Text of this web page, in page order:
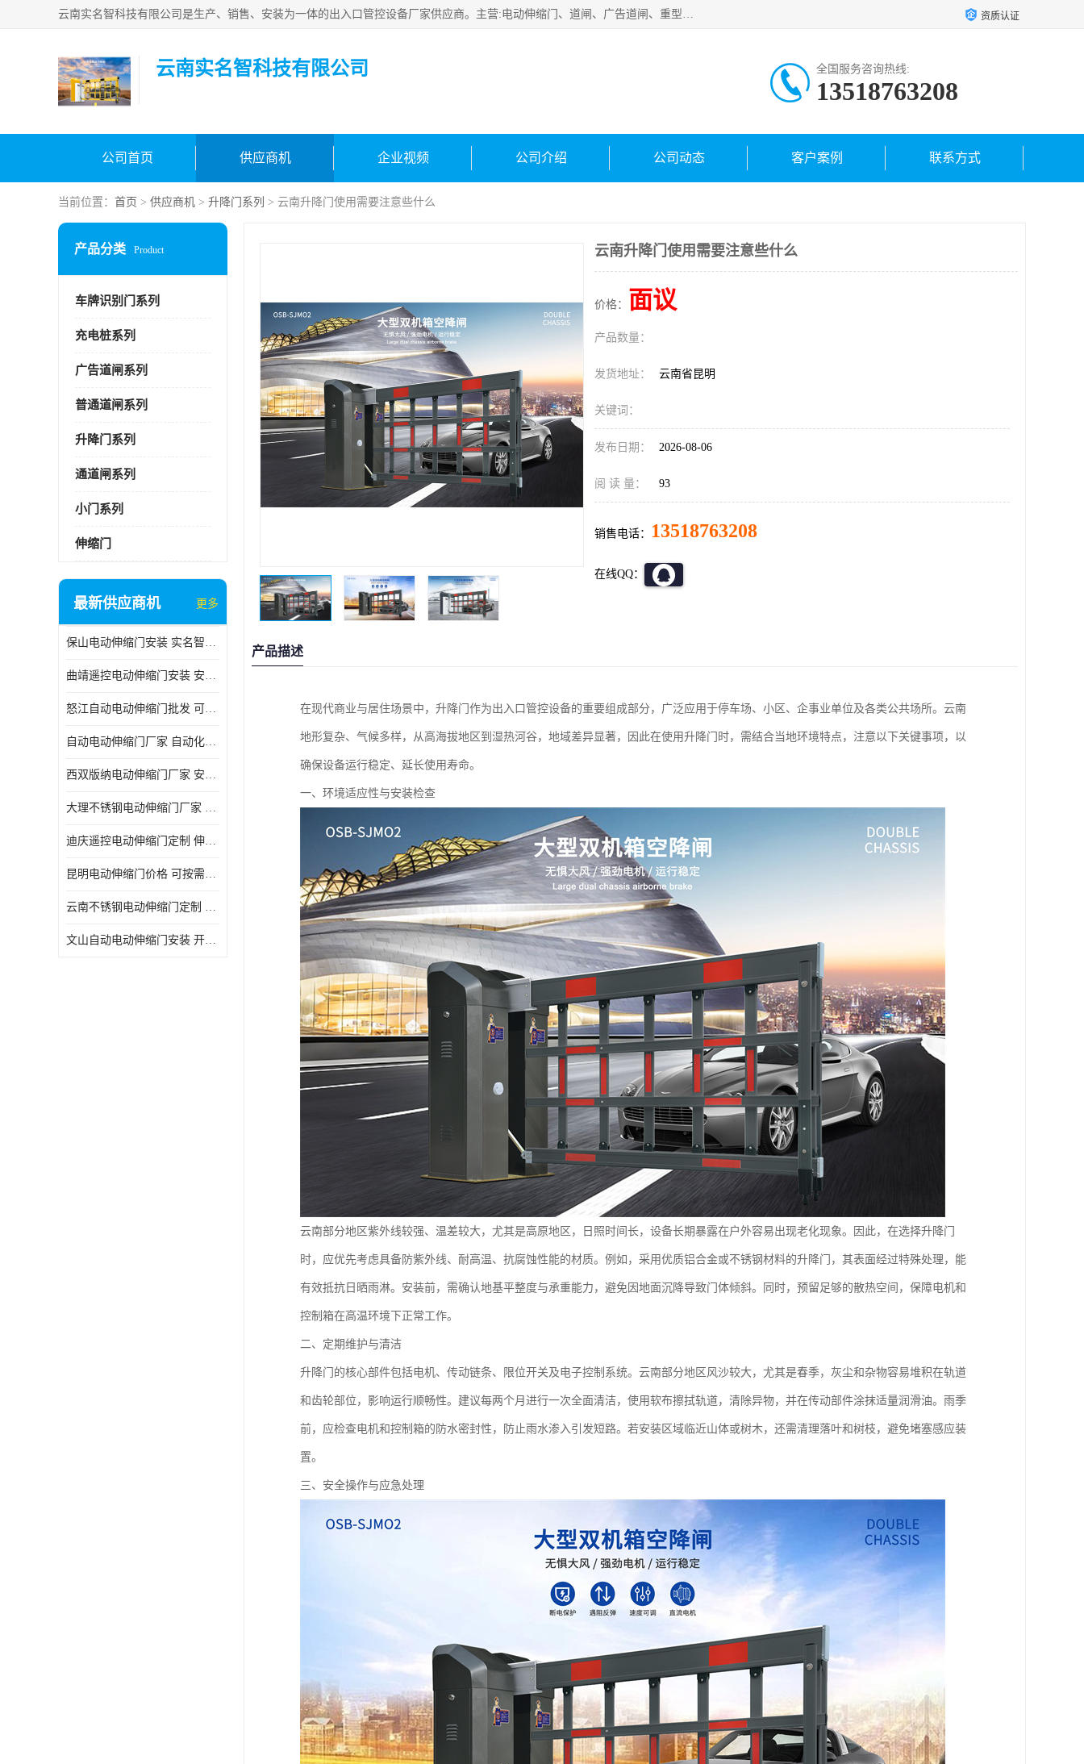
云南实名智科技有限公司是生产、销售、安装为一体的出入口管控设备厂家供应商。主营:电动伸缩门、道闸、广告道闸、重型空降闸、车牌识别、门禁通道、升降柱、岗亭、旗杆等智能设备。主营产品: 电动伸缩门,道闸门禁,车牌识别 生产、销售、安装为一体的出入口管控设备厂家源头供应商。 资质认证
云南实名智科技有限公司 全国服务咨询热线:
13518763208
公司首页 供应商机 企业视频 公司介绍 公司动态 客户案例 联系方式
当前位置： 首页 > 供应商机 > 升降门系列 > 云南升降门使用需要注意些什么
产品分类 Product
车牌识别门系列
充电桩系列
广告道闸系列
普通道闸系列
升降门系列
通道闸系列
小门系列
伸缩门
最新供应商机 更多
保山电动伸缩门安装 实名智科技 安全性高
曲靖遥控电动伸缩门安装 安全性高
怒江自动电动伸缩门批发 可按需定制
自动电动伸缩门厂家 自动化操作
西双版纳电动伸缩门厂家 安全性高
大理不锈钢电动伸缩门厂家 适合狭窄通道
迪庆遥控电动伸缩门定制 伸缩结构设计
昆明电动伸缩门价格 可按需定制
云南不锈钢电动伸缩门定制 自动化操作
文山自动电动伸缩门安装 开启后占用空间小
云南升降门使用需要注意些什么
价格： 面议
产品数量：
发货地址： 云南省昆明
关键词：
发布日期： 2026-08-06
阅 读 量： 93
销售电话： 13518763208
在线QQ：
产品描述
在现代商业与居住场景中，升降门作为出入口管控设备的重要组成部分，广泛应用于停车场、小区、企事业单位及各类公共场所。云南
地形复杂、气候多样，从高海拔地区到湿热河谷，地域差异显著，因此在使用升降门时，需结合当地环境特点，注意以下关键事项，以
确保设备运行稳定、延长使用寿命。
一、环境适应性与安装检查
云南部分地区紫外线较强、温差较大，尤其是高原地区，日照时间长，设备长期暴露在户外容易出现老化现象。因此，在选择升降门
时，应优先考虑具备防紫外线、耐高温、抗腐蚀性能的材质。例如，采用优质铝合金或不锈钢材料的升降门，其表面经过特殊处理，能
有效抵抗日晒雨淋。安装前，需确认地基平整度与承重能力，避免因地面沉降导致门体倾斜。同时，预留足够的散热空间，保障电机和
控制箱在高温环境下正常工作。
二、定期维护与清洁
升降门的核心部件包括电机、传动链条、限位开关及电子控制系统。云南部分地区风沙较大，尤其是春季，灰尘和杂物容易堆积在轨道
和齿轮部位，影响运行顺畅性。建议每两个月进行一次全面清洁，使用软布擦拭轨道，清除异物，并在传动部件涂抹适量润滑油。雨季
前，应检查电机和控制箱的防水密封性，防止雨水渗入引发短路。若安装区域临近山体或树木，还需清理落叶和树枝，避免堵塞感应装
置。
三、安全操作与应急处理